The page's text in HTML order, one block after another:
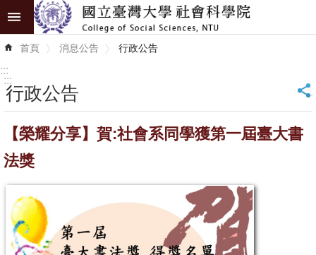
跳到主要內容區塊
進
階
識
學
學
術
單
首頁 消息公告 行政公告
:::
:::
行政公告 _
【榮耀分享】賀:社會系同學獲第一屆臺大書
法獎